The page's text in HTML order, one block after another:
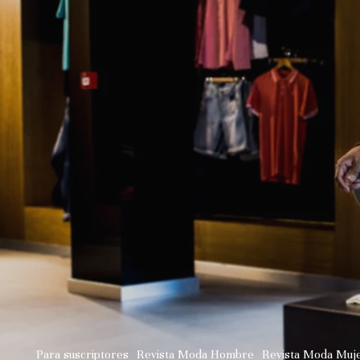
Para suscriptores Revista Moda Hombre Revista Moda